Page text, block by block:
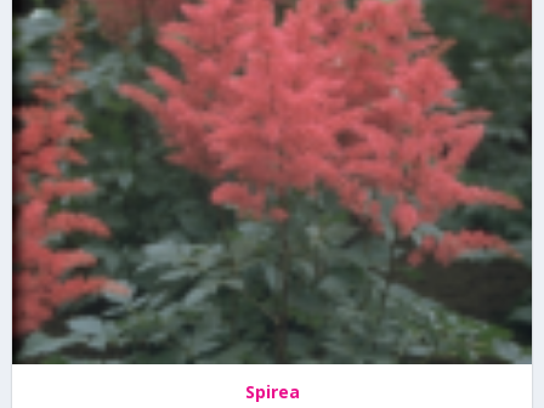
Spirea